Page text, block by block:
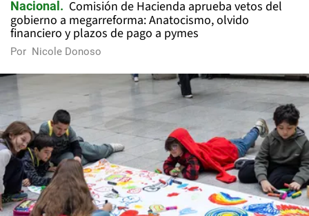
Nacional
Comisión de Hacienda aprueba vetos del
gobierno a megarreforma: Anatocismo, olvido
financiero y plazos de pago a pymes
Por Nicole Donoso